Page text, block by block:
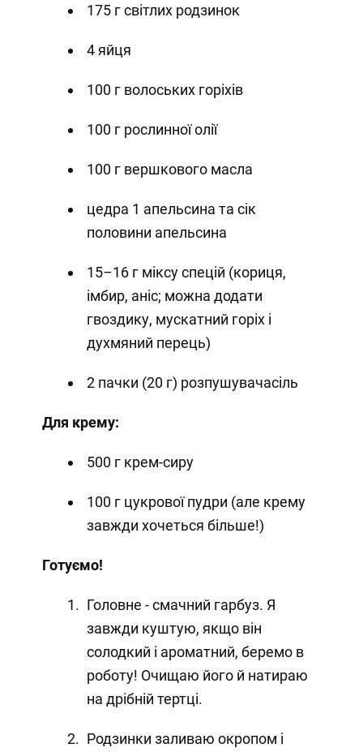
175 г світлих родзинок
4 яйця
100 г волоських горіхів
100 г рослинної олії
100 г вершкового масла
цедра 1 апельсина та сік
половини апельсина
15–16 г міксу спецій (кориця,
імбир, аніс; можна додати
гвоздику, мускатний горіх і
духмяний перець)
2 пачки (20 г) розпушувачасіль
Для крему:
500 г крем-сиру
100 г цукрової пудри (але крему
завжди хочеться більше!)
Готуємо!
Головне - смачний гарбуз. Я
завжди куштую, якщо він
солодкий і ароматний, беремо в
роботу! Очищаю його й натираю
на дрібній тертці.
Родзинки заливаю окропом і